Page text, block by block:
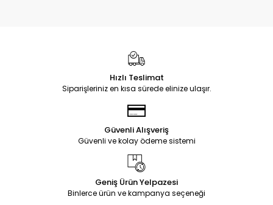
Hızlı Teslimat
Siparişleriniz en kısa sürede elinize ulaşır.
Güvenli Alışveriş
Güvenli ve kolay ödeme sistemi
Geniş Ürün Yelpazesi
Binlerce ürün ve kampanya seçeneği